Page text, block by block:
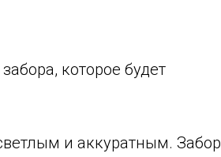
которое будет
и аккуратным. Забор